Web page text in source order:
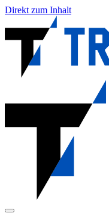
Direkt zum Inhalt